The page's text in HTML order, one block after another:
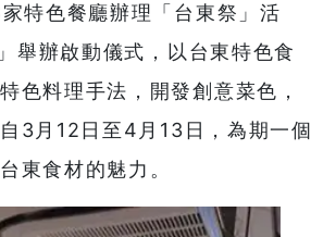
特色餐廳辦理「台東祭」活
舉辦啟動儀式，以台東特色食
色料理手法，開發創意菜色，
3月12日至4月13日，為期一個
東食材的魅力。